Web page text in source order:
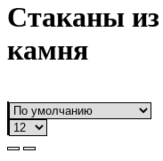
Стаканы из
камня